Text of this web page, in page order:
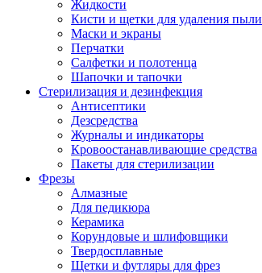
Жидкости
Кисти и щетки для удаления пыли
Маски и экраны
Перчатки
Салфетки и полотенца
Шапочки и тапочки
Стерилизация и дезинфекция
Антисептики
Дезсредства
Журналы и индикаторы
Кровоостанавливающие средства
Пакеты для стерилизации
Фрезы
Алмазные
Для педикюра
Керамика
Корундовые и шлифовщики
Твердосплавные
Щетки и футляры для фрез